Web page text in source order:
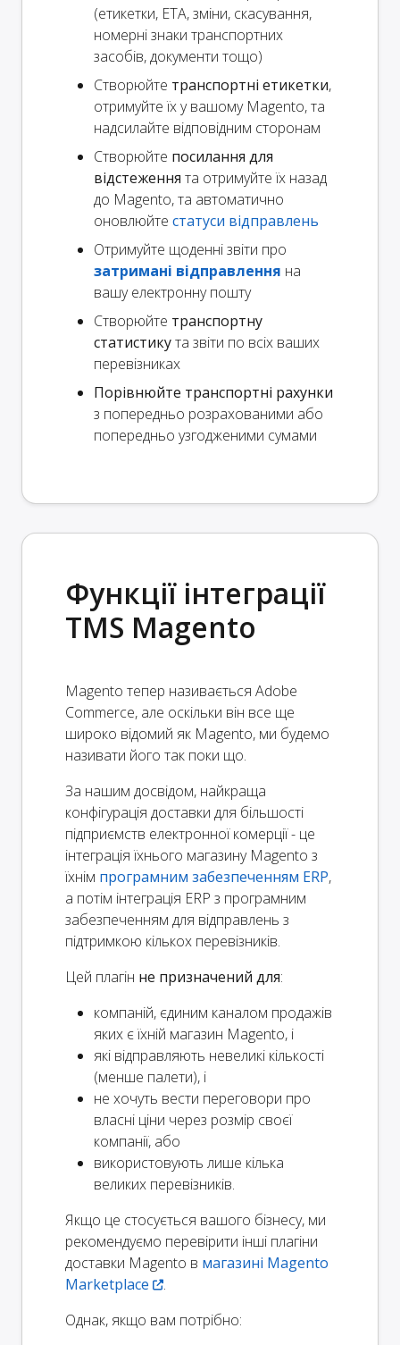
(етикетки, ETA, зміни, скасування,
номерні знаки транспортних
засобів, документи тощо)
Створюйте транспортні етикетки,
отримуйте їх у вашому Magento, та
надсилайте відповідним сторонам
Створюйте посилання для
відстеження та отримуйте їх назад
до Magento, та автоматично
оновлюйте статуси відправлень
Отримуйте щоденні звіти про
затримані відправлення на
вашу електронну пошту
Створюйте транспортну
статистикута звіти по всіх ваших
перевізниках
Порівнюйте транспортні рахунки
з попередньо розрахованими або
попередньо узгодженими сумами
Функції інтеграції
TMS Magento
Magento тепер називається Adobe
Commerce, але оскільки він все ще
широко відомий як Magento, ми будемо
називати його так поки що.
За нашим досвідом, найкраща
конфігурація доставки для більшості
підприємств електронної комерції - це
інтеграція їхнього магазину Magento з
їхнім програмним забезпеченням ERP,
а потім інтеграція ERP з програмним
забезпеченням для відправлень з
підтримкою кількох перевізників.
Цей плагін не призначений для:
компаній, єдиним каналом продажів
яких є їхній магазин Magento, і
які відправляють невеликі кількості
(менше палети), і
не хочуть вести переговори про
власні ціни через розмір своєї
компанії, або
використовують лише кілька
великих перевізників.
Якщо це стосується вашого бізнесу, ми
рекомендуємо перевірити інші плагіни
доставки Magento в магазині Magento
Marketplace
.
Однак, якщо вам потрібно: